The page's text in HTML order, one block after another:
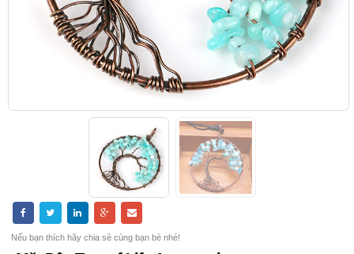
Nếu bạn thích hãy chia sẻ cùng bạn bè nhé!